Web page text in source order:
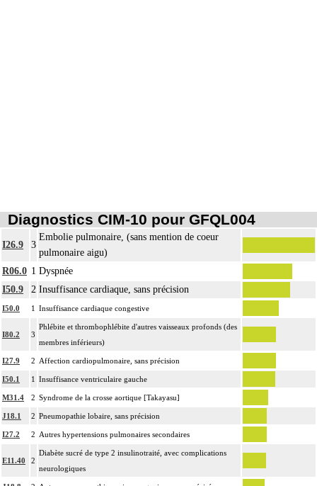
Diagnostics CIM-10 pour GFQL004
I26.9 3
Embolie pulmonaire, (sans mention de coeur
pulmonaire aigu)
R06.0 1 Dyspnée
I50.9
2 Insuffisance cardiaque, sans précision
I50.0 1 Insuffisance cardiaque congestive
I80.2 3
Phlébite et thrombophlébite d'autres vaisseaux profonds (des
membres inférieurs)
I27.9 2 Affection cardiopulmonaire, sans précision
I50.1 1 Insuffisance ventriculaire gauche
M31.4 2 Syndrome de la crosse aortique [Takayasu]
J18.1 2 Pneumopathie lobaire, sans précision
I27.2 2 Autres hypertensions pulmonaires secondaires
E11.40 2
Diabète sucré de type 2 insulinotraité, avec complications
neurologiques